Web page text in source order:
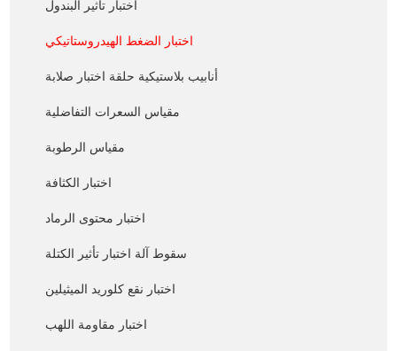
اختبار تأثير البندول
اختبار الضغط الهيدروستاتيكي
أنابيب بلاستيكية حلقة اختبار صلابة
مقياس السعرات التفاضلية
مقياس الرطوبة
اختبار الكثافة
اختبار محتوى الرماد
سقوط آلة اختبار تأثير الكتلة
اختبار نقع كلوريد الميثيلين
اختبار مقاومة اللهب